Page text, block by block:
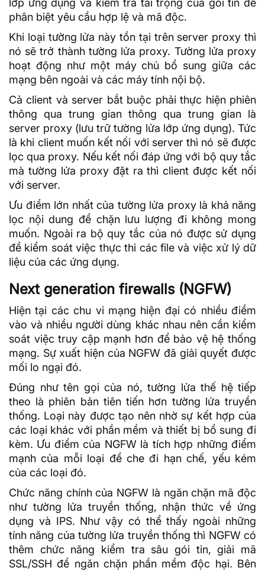
lớp ứng dụng và kiểm tra tải trọng của gói tin để
phân biệt yêu cầu hợp lệ và mã độc.
Khi loại tường lửa này tồn tại trên server proxy thì
nó sẽ trở thành tường lửa proxy. Tường lửa proxy
hoạt động như một máy chủ bổ sung giữa các
mạng bên ngoài và các máy tính nội bộ.
Cả client và server bắt buộc phải thực hiện phiên
thông qua trung gian thông qua trung gian là
server proxy (lưu trữ tường lửa lớp ứng dụng). Tức
là khi client muốn kết nối với server thì nó sẽ được
lọc qua proxy. Nếu kết nối đáp ứng với bộ quy tắc
mà tường lửa proxy đặt ra thì client được kết nối
với server.
Ưu điểm lớn nhất của tường lửa proxy là khả năng
lọc nội dung để chặn lưu lượng đi không mong
muốn. Ngoài ra bộ quy tắc của nó được sử dụng
để kiểm soát việc thực thi các file và việc xử lý dữ
liệu của các ứng dụng.
Next generation firewalls (NGFW)
Hiện tại các chu vi mạng hiện đại có nhiều điểm
vào và nhiều người dùng khác nhau nên cần kiểm
soát việc truy cập mạnh hơn để bảo vệ hệ thống
mạng. Sự xuất hiện của NGFW đã giải quyết được
mối lo ngại đó.
Đúng như tên gọi của nó, tường lửa thế hệ tiếp
theo là phiên bản tiên tiến hơn tường lửa truyền
thống. Loại này được tạo nên nhờ sự kết hợp của
các loại khác với phần mềm và thiết bị bổ sung đi
kèm. Ưu điểm của NGFW là tích hợp những điểm
mạnh của mỗi loại để che đi hạn chế, yếu kém
của các loại đó.
Chức năng chính của NGFW là ngăn chặn mã độc
như tường lửa truyền thống, nhận thức về ứng
dụng và IPS. Như vậy có thể thấy ngoài những
tính năng của tường lửa truyền thống thì NGFW có
thêm chức năng kiểm tra sâu gói tin, giải mã
SSL/SSH để ngăn chặn phần mềm độc hại. Bên